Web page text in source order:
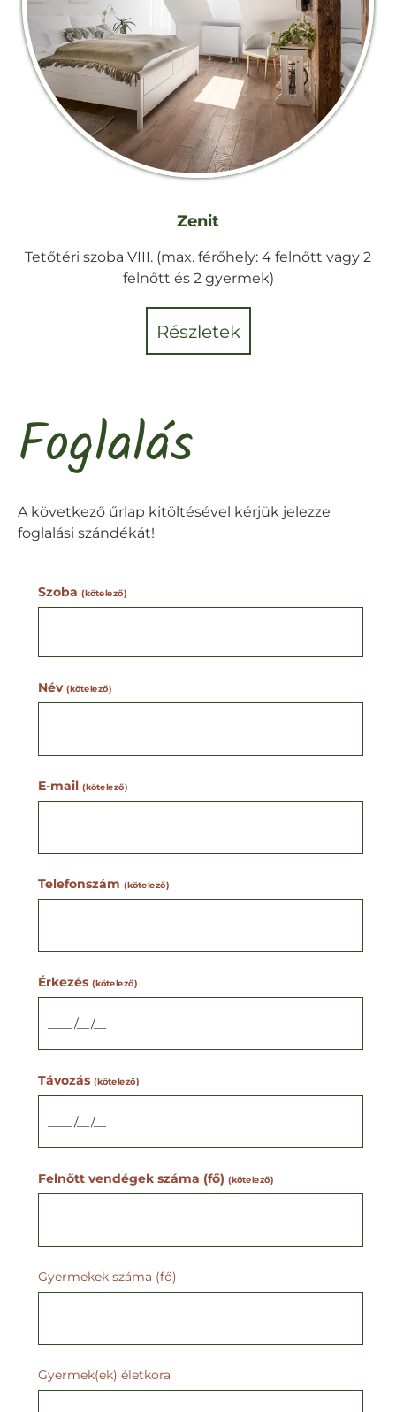
Zenit
Tetőtéri szoba VIII. (max. férőhely: 4 felnőtt vagy 2
felnőtt és 2 gyermek)
részletek
Foglalás
A következő űrlap kitöltésével kérjük jelezze
foglalási szándékát!
Szoba (kötelező)
Név (kötelező)
E-mail (kötelező)
Telefonszám (kötelező)
Érkezés (kötelező)
Távozás (kötelező)
Felnőtt vendégek száma (fő) (kötelező)
Gyermekek száma (fő)
Gyermek(ek) életkora